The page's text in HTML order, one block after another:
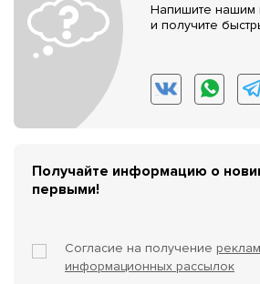
Напишите нашим
и получите
Получайте информацию о
первыми!
Согласие на получение
информационных рассылок